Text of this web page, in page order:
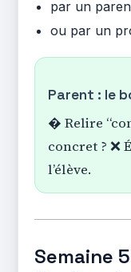
par un
ou par un
Parent : le
� Relire
concret ? ❌
l’élève.
Semaine